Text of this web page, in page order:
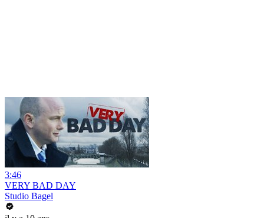
3:46
VERY BAD DAY
Studio Bagel